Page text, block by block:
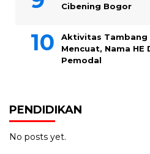
Cibening Bogor
Aktivitas Tambang
Mencuat, Nama
Pemodal
PENDIDIKAN
No posts yet.